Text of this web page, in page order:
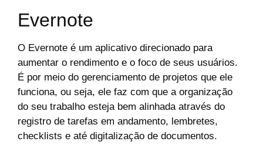
Evernote
O Evernote é um aplicativo direcionado para
aumentar o rendimento e o foco de seus usuários.
É por meio do gerenciamento de projetos que ele
funciona, ou seja, ele faz com que a organização
do seu trabalho esteja bem alinhada através do
registro de tarefas em andamento, lembretes,
checklists e até digitalização de documentos.